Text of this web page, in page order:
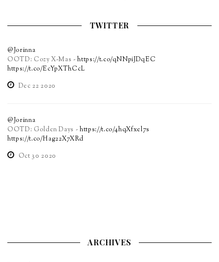
TWITTER
@Jorinna
OOTD: Cozy X-Mas -https://t.co/qNNpiJDqEC
https://t.co/EcYpXThCcL
Dec 22 2020
@Jorinna
OOTD: Golden Days - https://t.co/4hqXfxel7s
https://t.co/Hag22X7XRd
Oct 30 2020
ARCHIVES